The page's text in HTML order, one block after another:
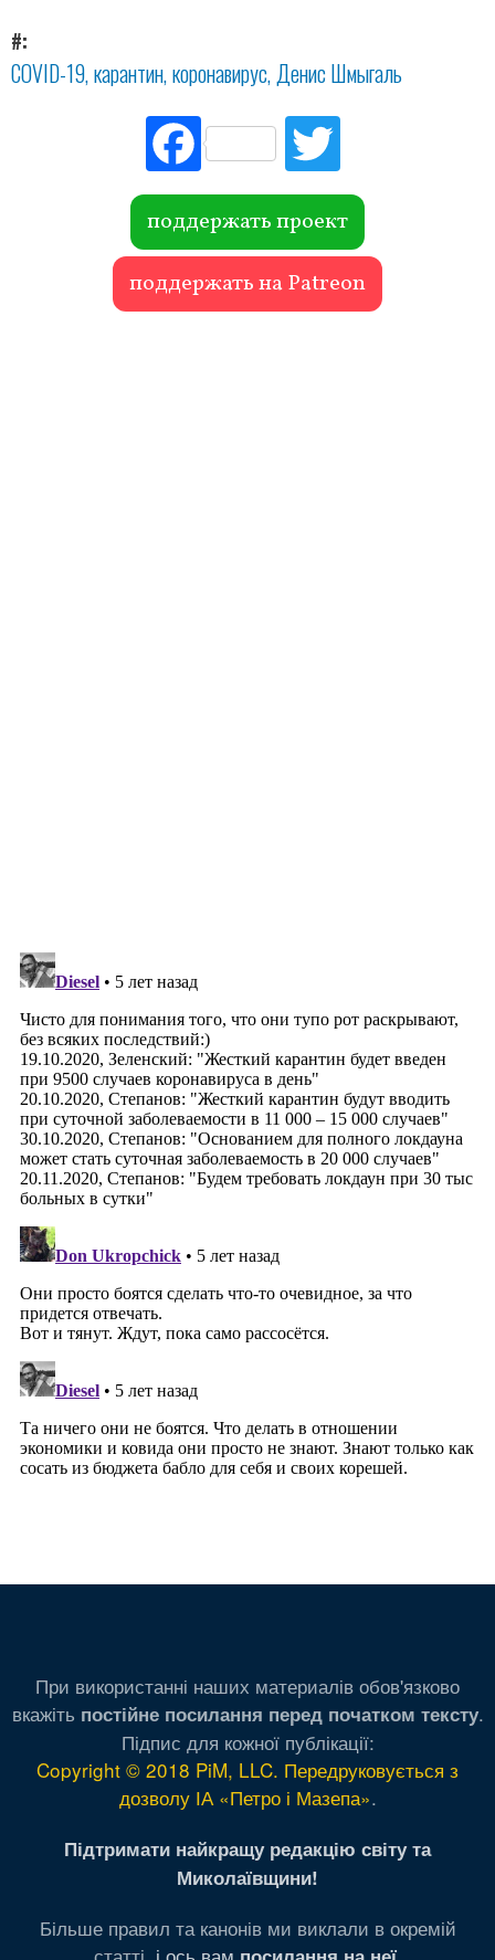
#
COVID-19 карантин коронавирус Денис Шмыгаль
Fac
ebo
ok r
поддержать проект
поддержать на Patreon
При використанні наших материалів обов'язково
вкажіть постійне посилання перед початком тексту.
Підпис для кожної публікації:
Copyright © 2018 PiM, LLC. Передруковується з
дозволу ІА «Петро і Мазепа».
Підтримати найкращу редакцію світу та
Миколаївщини!
Більше правил та канонів ми виклали в окремій